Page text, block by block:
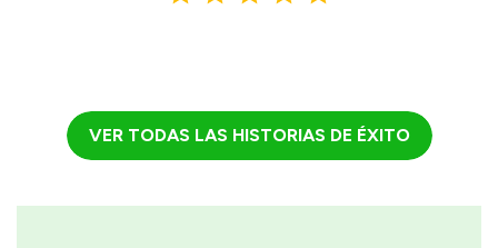
VER TODAS LAS HISTORIAS DE ÉXITO